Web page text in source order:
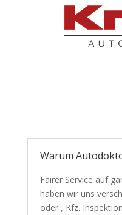
Warum
Fairer Service auf
haben wir uns
oder , Kfz.